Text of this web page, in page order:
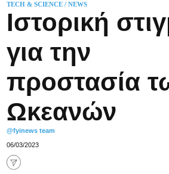
TECH & SCIENCE/ NEWS
Ιστορική
για την
προστασία
Ωκεανών
@fyinews team
06/03/2023